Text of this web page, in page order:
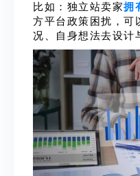
比如：独立站卖家拥
方平台政策困扰， 可
况、自身想法去设计